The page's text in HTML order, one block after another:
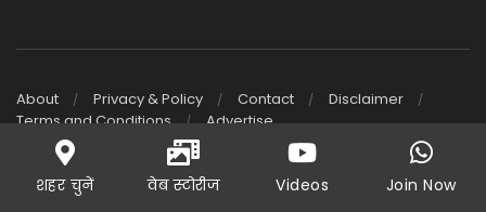
About Privacy & Policy Contact
Disclaimer
Terms and Conditions
Advertise
© 2026 | The Journalist is a digital news platform owned and
operated by Goura Media Private Limited.
शहर चुनें वेब स्टोरीज Videos Join Now